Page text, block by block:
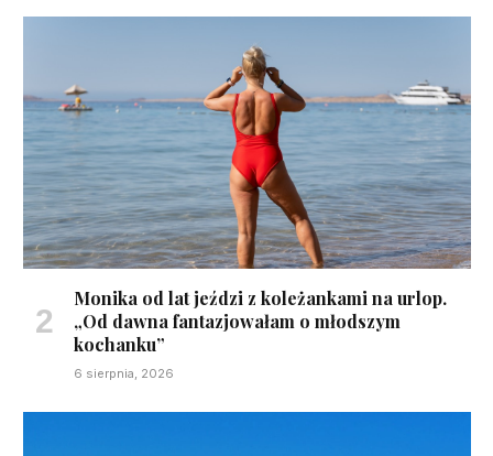
Monika od lat jeździ z koleżankami na urlop.
„Od dawna fantazjowałam o młodszym
kochanku”
6 sierpnia, 2026